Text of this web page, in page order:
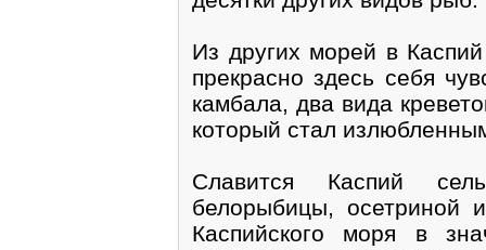
Из других морей в
прекрасно здесь себя
камбала, два вида
который стал
Славится Каспий
белорыбицы, осетриной
Каспийского моря в